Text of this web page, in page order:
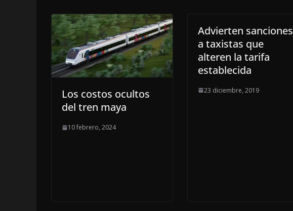
Los costos ocultos
del tren maya
10 febrero, 2024
Advierten sanciones
a taxistas que
alteren la tarifa
establecida
23 diciembre, 2019